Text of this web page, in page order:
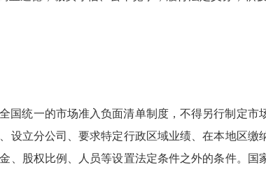
国统一的市场准入负面清单制度，不得另行制定
设立分公司、要求特定行政区域业绩、在本地区
、股权比例、人员等设置法定条件之外的条件。